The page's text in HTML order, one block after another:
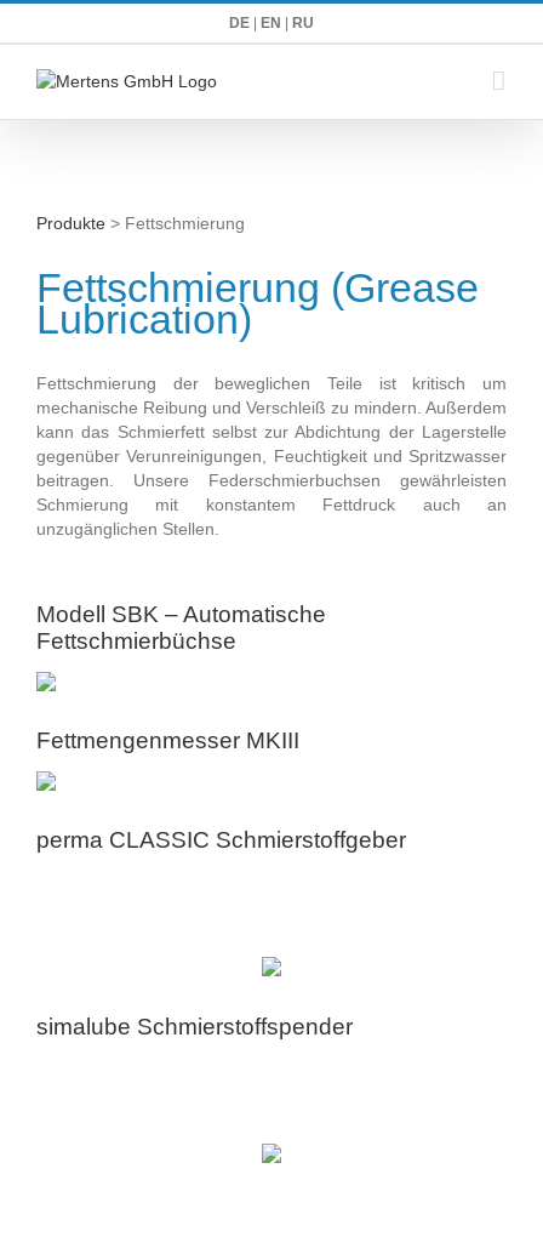
DE EN RU
Produkte > Fettschmierung
Fettschmierung (Grease
Lubrication)
Fettschmierung der beweglichen Teile ist kritisch um
mechanische Reibung und Verschleiß zu mindern. Außerdem
kann das Schmierfett selbst zur Abdichtung der Lagerstelle
gegenüber Verunreinigungen, Feuchtigkeit und Spritzwasser
beitragen. Unsere Federschmierbuchsen gewährleisten
Schmierung mit konstantem Fettdruck auch an
unzugänglichen Stellen.
Modell SBK – Automatische
Fettschmierbüchse
Fettmengenmesser MKIII
perma CLASSIC Schmierstoffgeber
simalube Schmierstoffspender